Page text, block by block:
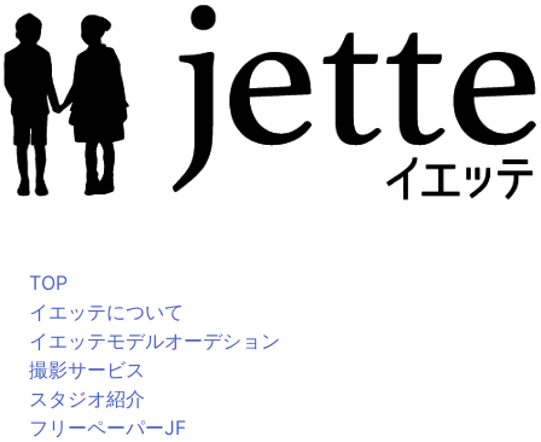
TOP
イエッテについて
イエッテモデルオーデション
撮影サービス
スタジオ紹介
フリーペーパーJF